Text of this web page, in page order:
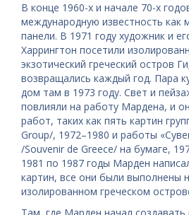
В конце 1960-х и начале 70-х
международную известность как
панели. В 1971 году художник и
Харрингтон посетили
экзотический греческий остров
возвращались каждый год. Пара
дом там в 1973 году. Свет и
повлияли на работу Мардена, и
работ, таких как пять картин
Group/, 1972–1980 и работы
/Souvenir de Greece/ на бумаге,
1981 по 1987 годы Марден
картин, все они были выполнены
изолированном греческом